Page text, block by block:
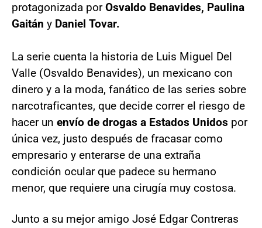
protagonizada porOsvaldo Benavides, Paulina
Gaitán y Daniel Tovar.
La serie cuenta la historia de Luis Miguel Del
Valle (Osvaldo Benavides), un mexicano con
dinero y a la moda, fanático de las series sobre
narcotraficantes, que decide correr el riesgo de
hacer un envío de drogas a Estados Unidos por
única vez, justo después de fracasar como
empresario y enterarse de una extraña
condición ocular que padece su hermano
menor, que requiere una cirugía muy costosa.
Junto a su mejor amigo José Edgar Contreras